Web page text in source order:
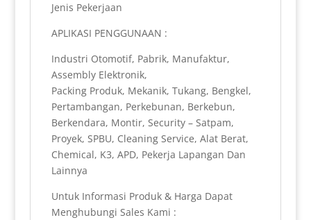
Jenis Pekerjaan
APLIKASI PENGGUNAAN :
Industri Otomotif, Pabrik, Manufaktur,
Assembly Elektronik,
Packing Produk, Mekanik, Tukang, Bengkel,
Pertambangan, Perkebunan, Berkebun,
Berkendara, Montir, Security – Satpam,
Proyek, SPBU, Cleaning Service, Alat Berat,
Chemical, K3, APD, Pekerja Lapangan Dan
Lainnya
Untuk Informasi Produk & Harga Dapat
Menghubungi Sales Kami :